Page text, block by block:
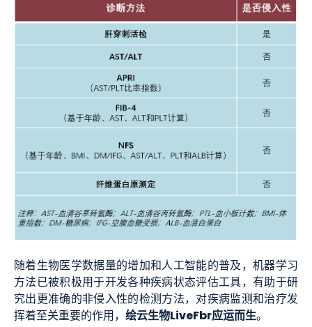
随着生物医学数据量的增加和人工智能的普及，机器学习
方法已被积极用于开发各种疾病状态评估工具，有助于研
究出更准确的非侵入性的检测方法，对疾病监测和治疗发
挥着至关重要的作用， 绘云生物LiveFbr应运而生。